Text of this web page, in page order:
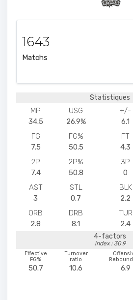
1643
Matchs
Statistiques
MP
34.5
USG
26.9%
+/-
6.1
FG
7.5
FG%
50.5
FT
4.3
2P
7.4
2P%
50.8
3P
0
AST
3
STL
0.7
BLK
2.2
ORB
2.8
DRB
8.1
TUR
2.4
4-factors
index : 30.9
Effective
FG%
50.7
Turnover
ratio
10.6 6.9